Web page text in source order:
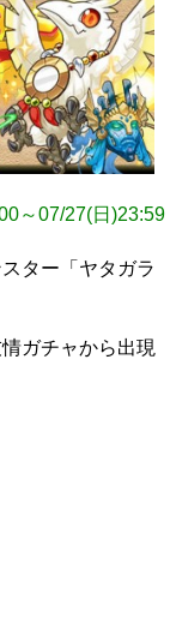
～07/27(日)23:59
ター「ヤタガラ
ガチャから出現